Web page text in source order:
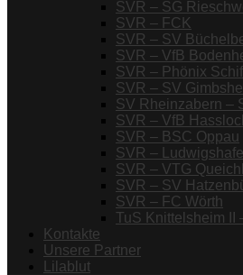
SVR – SG
SVR – FCK
SVR – SV
SVR – VfB
SVR – Phönix
SVR – SV
SV Rheinzabern –
SVR – VfB
SVR – BSC Oppau
SVR –
SVR – VTG
SVR – SV
SVR – FC Wörth
TuS Knittelsheim II
Kontakte
Unsere Partner
Lilablut